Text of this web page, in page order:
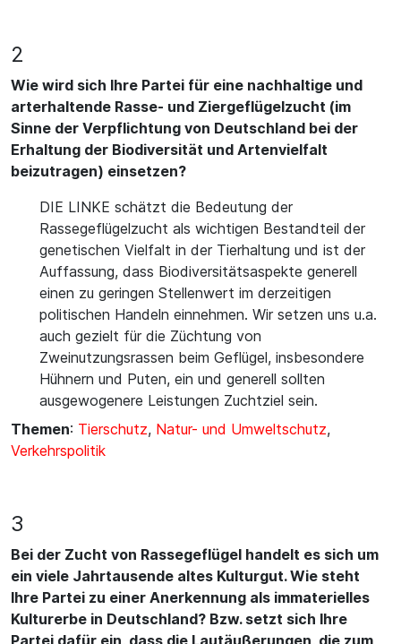
2
Wie wird sich Ihre Partei für eine nachhaltige und
arterhaltende Rasse- und Ziergeflügelzucht (im
Sinne der Verpflichtung von Deutschland bei der
Erhaltung der Biodiversität und Artenvielfalt
beizutragen) einsetzen?
DIE LINKE schätzt die Bedeutung der
Rassegeflügelzucht als wichtigen Bestandteil der
genetischen Vielfalt in der Tierhaltung und ist der
Auffassung, dass Biodiversitätsaspekte generell
einen zu geringen Stellenwert im derzeitigen
politischen Handeln einnehmen. Wir setzen uns u.a.
auch gezielt für die Züchtung von
Zweinutzungsrassen beim Geflügel, insbesondere
Hühnern und Puten, ein und generell sollten
ausgewogenere Leistungen Zuchtziel sein.
Themen: Tierschutz, Natur- und Umweltschutz,
Verkehrspolitik
3
Bei der Zucht von Rassegeflügel handelt es sich um
ein viele Jahrtausende altes Kulturgut. Wie steht
Ihre Partei zu einer Anerkennung als immaterielles
Kulturerbe in Deutschland? Bzw. setzt sich Ihre
Partei dafür ein, dass die Lautäußerungen, die zum